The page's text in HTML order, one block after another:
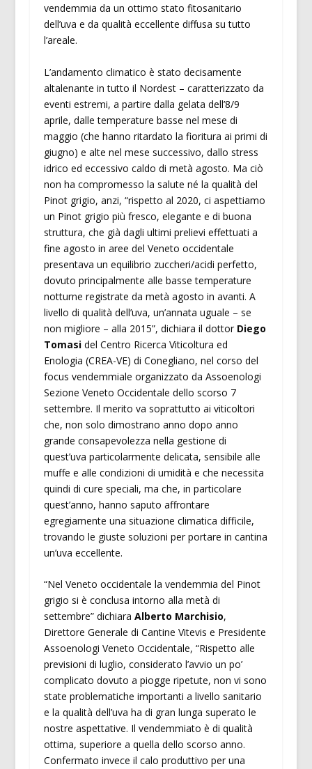
vendemmia da un ottimo stato fitosanitario
dell’uva e da qualità eccellente diffusa su tutto
l’areale.
L’andamento climatico è stato decisamente
altalenante in tutto il Nordest – caratterizzato da
eventi estremi, a partire dalla gelata dell’8/9
aprile, dalle temperature basse nel mese di
maggio (che hanno ritardato la fioritura ai primi di
giugno) e alte nel mese successivo, dallo stress
idrico ed eccessivo caldo di metà agosto. Ma ciò
non ha compromesso la salute né la qualità del
Pinot grigio, anzi, “rispetto al 2020, ci aspettiamo
un Pinot grigio più fresco, elegante e di buona
struttura, che già dagli ultimi prelievi effettuati a
fine agosto in aree del Veneto occidentale
presentava un equilibrio zuccheri/acidi perfetto,
dovuto principalmente alle basse temperature
notturne registrate da metà agosto in avanti. A
livello di qualità dell’uva, un’annata uguale – se
non migliore – alla 2015”, dichiara il dottor Diego
Tomasi del Centro Ricerca Viticoltura ed
Enologia (CREA-VE) di Conegliano, nel corso del
focus vendemmiale organizzato da Assoenologi
Sezione Veneto Occidentale dello scorso 7
settembre. Il merito va soprattutto ai viticoltori
che, non solo dimostrano anno dopo anno
grande consapevolezza nella gestione di
quest’uva particolarmente delicata, sensibile alle
muffe e alle condizioni di umidità e che necessita
quindi di cure speciali, ma che, in particolare
quest’anno, hanno saputo affrontare
egregiamente una situazione climatica difficile,
trovando le giuste soluzioni per portare in cantina
un’uva eccellente.
“Nel Veneto occidentale la vendemmia del Pinot
grigio si è conclusa intorno alla metà di
settembre” dichiara Alberto Marchisio,
Direttore Generale di Cantine Vitevis e Presidente
Assoenologi Veneto Occidentale, “Rispetto alle
previsioni di luglio, considerato l’avvio un po’
complicato dovuto a piogge ripetute, non vi sono
state problematiche importanti a livello sanitario
e la qualità dell’uva ha di gran lunga superato le
nostre aspettative. Il vendemmiato è di qualità
ottima, superiore a quella dello scorso anno.
Confermato invece il calo produttivo per una